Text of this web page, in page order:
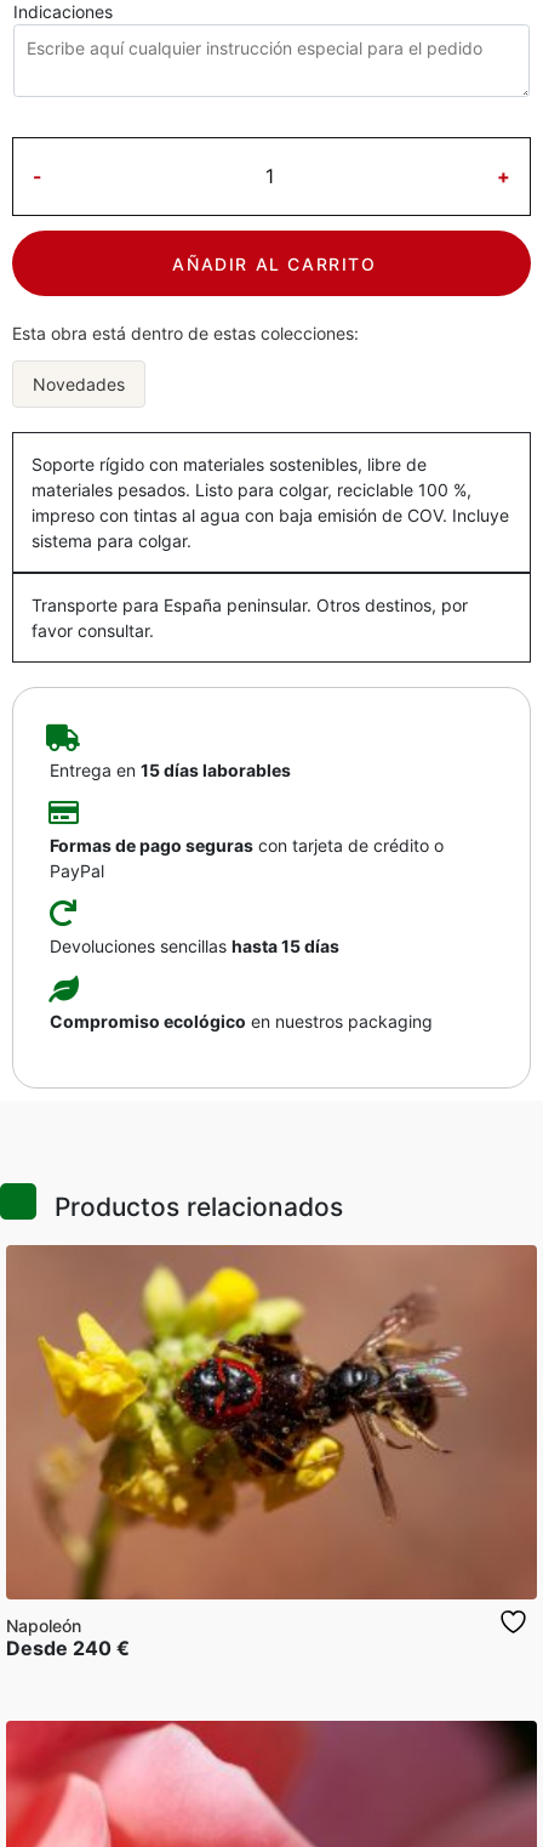
Indicaciones
- +
AÑADIR AL CARRITO
Esta obra está dentro de estas colecciones:
Novedades
Soporte rígido con materiales sostenibles, libre de
materiales pesados. Listo para colgar, reciclable 100 %,
impreso con tintas al agua con baja emisión de COV. Incluye
sistema para colgar.
Transporte para España peninsular. Otros destinos, por
favor consultar.
Entrega en 15 días laborables
Formas de pago seguras con tarjeta de crédito o
PayPal
Devoluciones sencillas hasta 15 días
Compromiso ecológico en nuestros packaging
Productos relacionados
Napoleón
Desde 240 €